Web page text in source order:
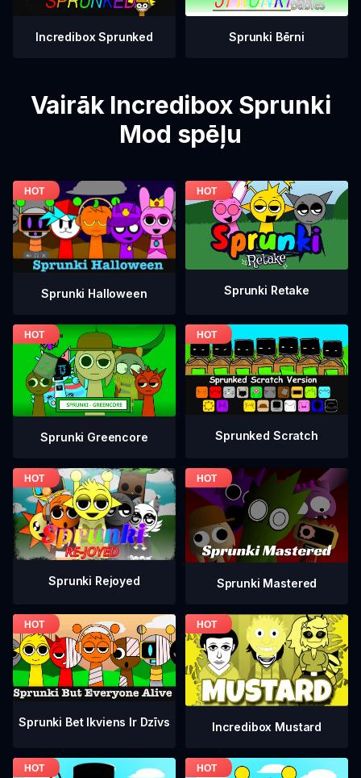
Incredibox Sprunked Sprunki Bērni
Vairāk Incredibox Sprunki
Mod spēļu
Sprunki Halloween Sprunki Retake
Sprunki Greencore Sprunked Scratch
Sprunki Rejoyed Sprunki Mastered
Sprunki Bet Ikviens Ir Dzīvs Incredibox Mustard